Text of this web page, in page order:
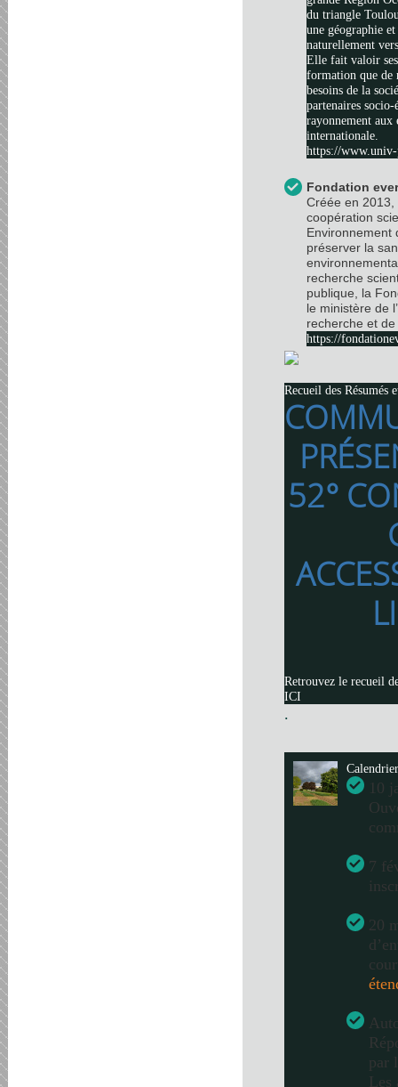
du triangle
une géographie
naturellement
Elle fait valoir
formation que de
besoins de la
partenaires
rayonnement aux
internationale.
https://
Fondation
Créée en
coopération
Environnement
préserver la
recherche
publique, la
le ministère de
recherche et
https://
Recueil des Résumés
52°
Retrouvez le recueil
ICI
.
Calendrier
10
7
20
par
Les